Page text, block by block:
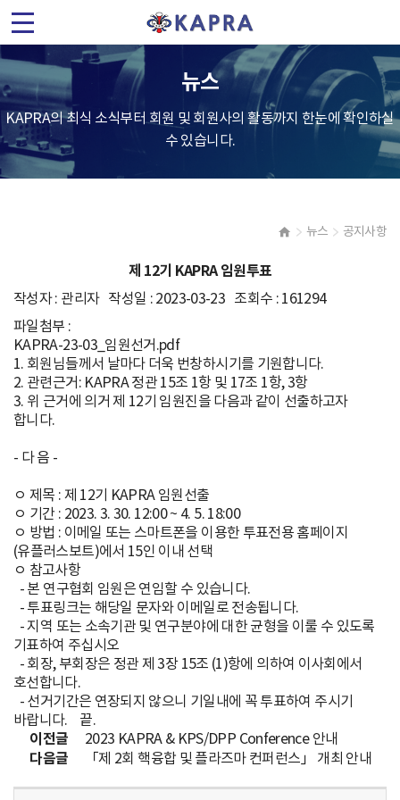
(
사
)
한
국
속
기
플
라
마
연
구
협
회
[
K
o
뉴스
KAPRA의 최식 소식부터 회원 및 회원사의 활동까지 한눈에 확인하실
수 있습니다.
뉴스 공지사항
제 12기 KAPRA 임원투표
작성자 : 관리자 작성일 : 2023-03-23 조회수 : 161294
파일첨부 :
KAPRA-23-03_임원선거.pdf
1. 회원님들께서 날마다 더욱 번창하시기를 기원합니다.
2. 관련근거: KAPRA 정관 15조 1항 및 17조 1항, 3항
3. 위 근거에 의거 제 12기 임원진을 다음과 같이 선출하고자
합니다.
- 다 음 -
ㅇ 제목 : 제 12기 KAPRA 임원선출
ㅇ 기간 : 2023. 3. 30. 12:00 ~ 4. 5. 18:00
ㅇ 방법 : 이메일 또는 스마트폰을 이용한 투표전용 홈페이지
(유플러스보트)에서 15인 이내 선택
ㅇ 참고사항
- 본 연구협회 임원은 연임할 수 있습니다.
- 투표링크는 해당일 문자와 이메일로 전송됩니다.
- 지역 또는 소속기관 및 연구분야에 대한 균형을 이룰 수 있도록
기표하여 주십시오
- 회장, 부회장은 정관 제 3장 15조 (1)항에 의하여 이사회에서
호선합니다.
- 선거기간은 연장되지 않으니 기일내에 꼭 투표하여 주시기
바랍니다. 끝.
이전글 2023 KAPRA & KPS/DPP Conference 안내
다음글 「제 2회 핵융합 및 플라즈마 컨퍼런스」 개최 안내